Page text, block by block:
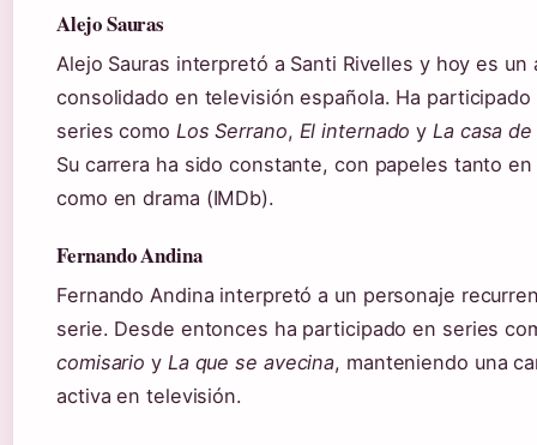
Alejo Sauras
Alejo Sauras interpretó a Santi Rivelles y hoy es un
consolidado en televisión española. Ha participado
series como Los Serrano, El internado yLa casa
Su carrera ha sido constante, con papeles tanto
como en drama (IMDb).
Fernando Andina
Fernando Andina interpretó a un personaje
serie. Desde entonces ha participado en series
comisario y La que se avecina, manteniendo una
activa en televisión.